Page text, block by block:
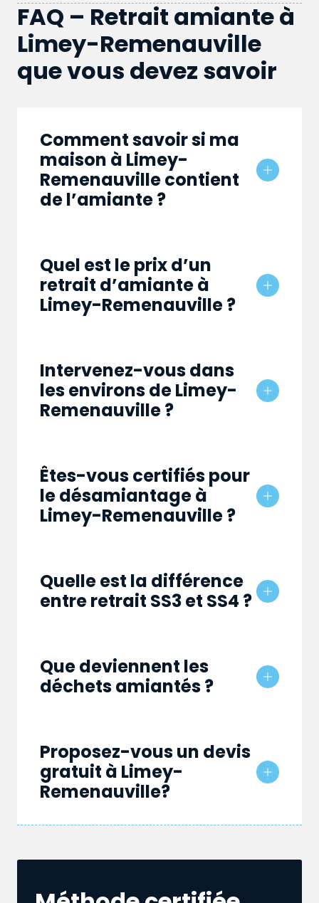
FAQ – Retrait amiante à
Limey-Remenauville
que vous devez savoir
Comment savoir si ma
maison à Limey-
Remenauville contient
de l’amiante ?
Quel est le prix d’un
retrait d’amiante à
Limey-Remenauville ?
Intervenez-vous dans
les environs de Limey-
Remenauville ?
Êtes-vous certifiés pour
le désamiantage à
Limey-Remenauville ?
Quelle est la différence
entre retrait SS3 et SS4 ?
Que deviennent les
déchets amiantés ?
Proposez-vous un devis
gratuit à Limey-
Remenauville?